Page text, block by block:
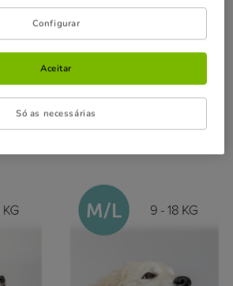
Configurar
Só as necessárias
Aceitar